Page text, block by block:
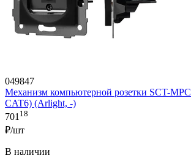
049847
Механизм компьютерной розетки SCT-
CAT6) (Arlight, -)
70118
₽/шт
В наличии